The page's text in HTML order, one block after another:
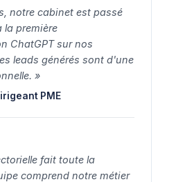
notre cabinet est passé
la première
ChatGPT sur nos
leads générés sont d'une
»
PME
fait toute la
comprend notre métier